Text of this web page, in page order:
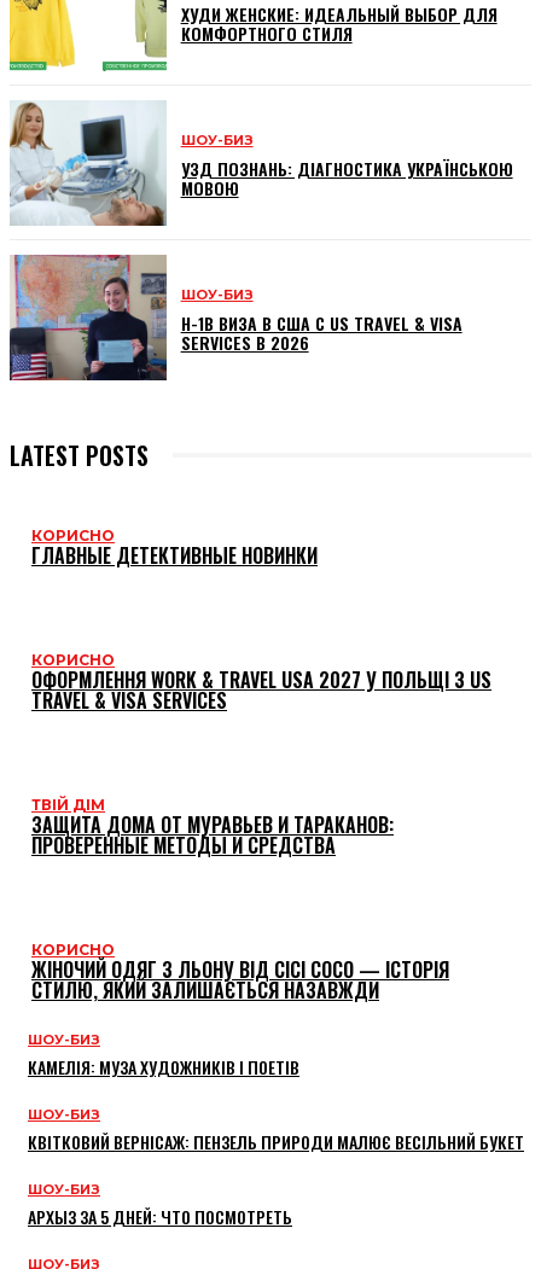
ХУДИ ЖЕНСКИЕ: ИДЕАЛЬНЫЙ ВЫБОР ДЛЯ
КОМФОРТНОГО СТИЛЯ
ШОУ-БИЗ
УЗД ПОЗНАНЬ: ДІАГНОСТИКА УКРАЇНСЬКОЮ
МОВОЮ
ШОУ-БИЗ
H-1B ВИЗА В США С US TRAVEL & VISA
SERVICES В 2026
LATEST POSTS
КОРИСНО
ГЛАВНЫЕ ДЕТЕКТИВНЫЕ НОВИНКИ
КОРИСНО
ОФОРМЛЕННЯ WORK & TRAVEL USA 2027 У ПОЛЬЩІ З US
TRAVEL & VISA SERVICES
ТВІЙ ДІМ
ЗАЩИТА ДОМА ОТ МУРАВЬЕВ И ТАРАКАНОВ:
ПРОВЕРЕННЫЕ МЕТОДЫ И СРЕДСТВА
КОРИСНО
ЖІНОЧИЙ ОДЯГ З ЛЬОНУ ВІД CICI COCO — ІСТОРІЯ
СТИЛЮ, ЯКИЙ ЗАЛИШАЄТЬСЯ НАЗАВЖДИ
ШОУ-БИЗ
КАМЕЛІЯ: МУЗА ХУДОЖНИКІВ І ПОЕТІВ
ШОУ-БИЗ
КВІТКОВИЙ ВЕРНІСАЖ: ПЕНЗЕЛЬ ПРИРОДИ МАЛЮЄ ВЕСІЛЬНИЙ БУКЕТ
ШОУ-БИЗ
АРХЫЗ ЗА 5 ДНЕЙ: ЧТО ПОСМОТРЕТЬ
ШОУ-БИЗ